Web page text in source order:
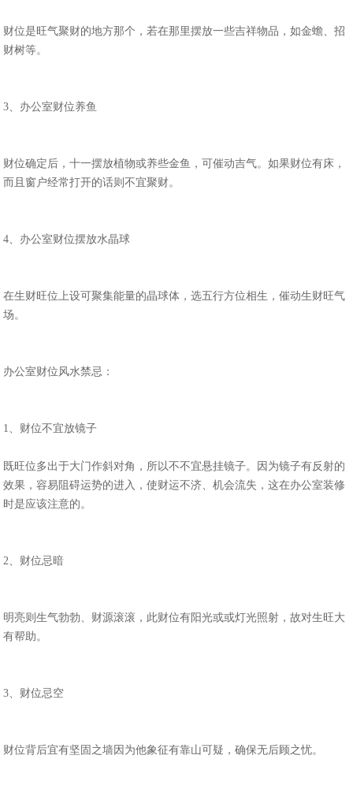
财位是旺气聚财的地方那个，若在那里摆放一些吉祥物品，如金蟾、招
财树等。
3、办公室财位养鱼
财位确定后，十一摆放植物或养些金鱼，可催动吉气。如果财位有床，
而且窗户经常打开的话则不宜聚财。
4、办公室财位摆放水晶球
在生财旺位上设可聚集能量的晶球体，选五行方位相生，催动生财旺气
场。
办公室财位风水禁忌：
1、财位不宜放镜子
既旺位多出于大门作斜对角，所以不不宜悬挂镜子。因为镜子有反射的
效果，容易阻碍运势的进入，使财运不济、机会流失，这在办公室装修
时是应该注意的。
2、财位忌暗
明亮则生气勃勃、财源滚滚，此财位有阳光或或灯光照射，故对生旺大
有帮助。
3、财位忌空
财位背后宜有坚固之墙因为他象征有靠山可疑，确保无后顾之忧。